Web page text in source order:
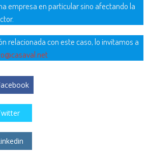
empresa en particular sino afectando la
relacionada con este caso, lo invitamos a